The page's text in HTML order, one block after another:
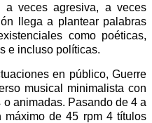
a veces agresiva, a veces
llega a plantear palabras
como poéticas,
e incluso políticas.
en público, Guerre
musical minimalista con
animadas. Pasando de 4 a
máximo de 45 rpm 4 títulos